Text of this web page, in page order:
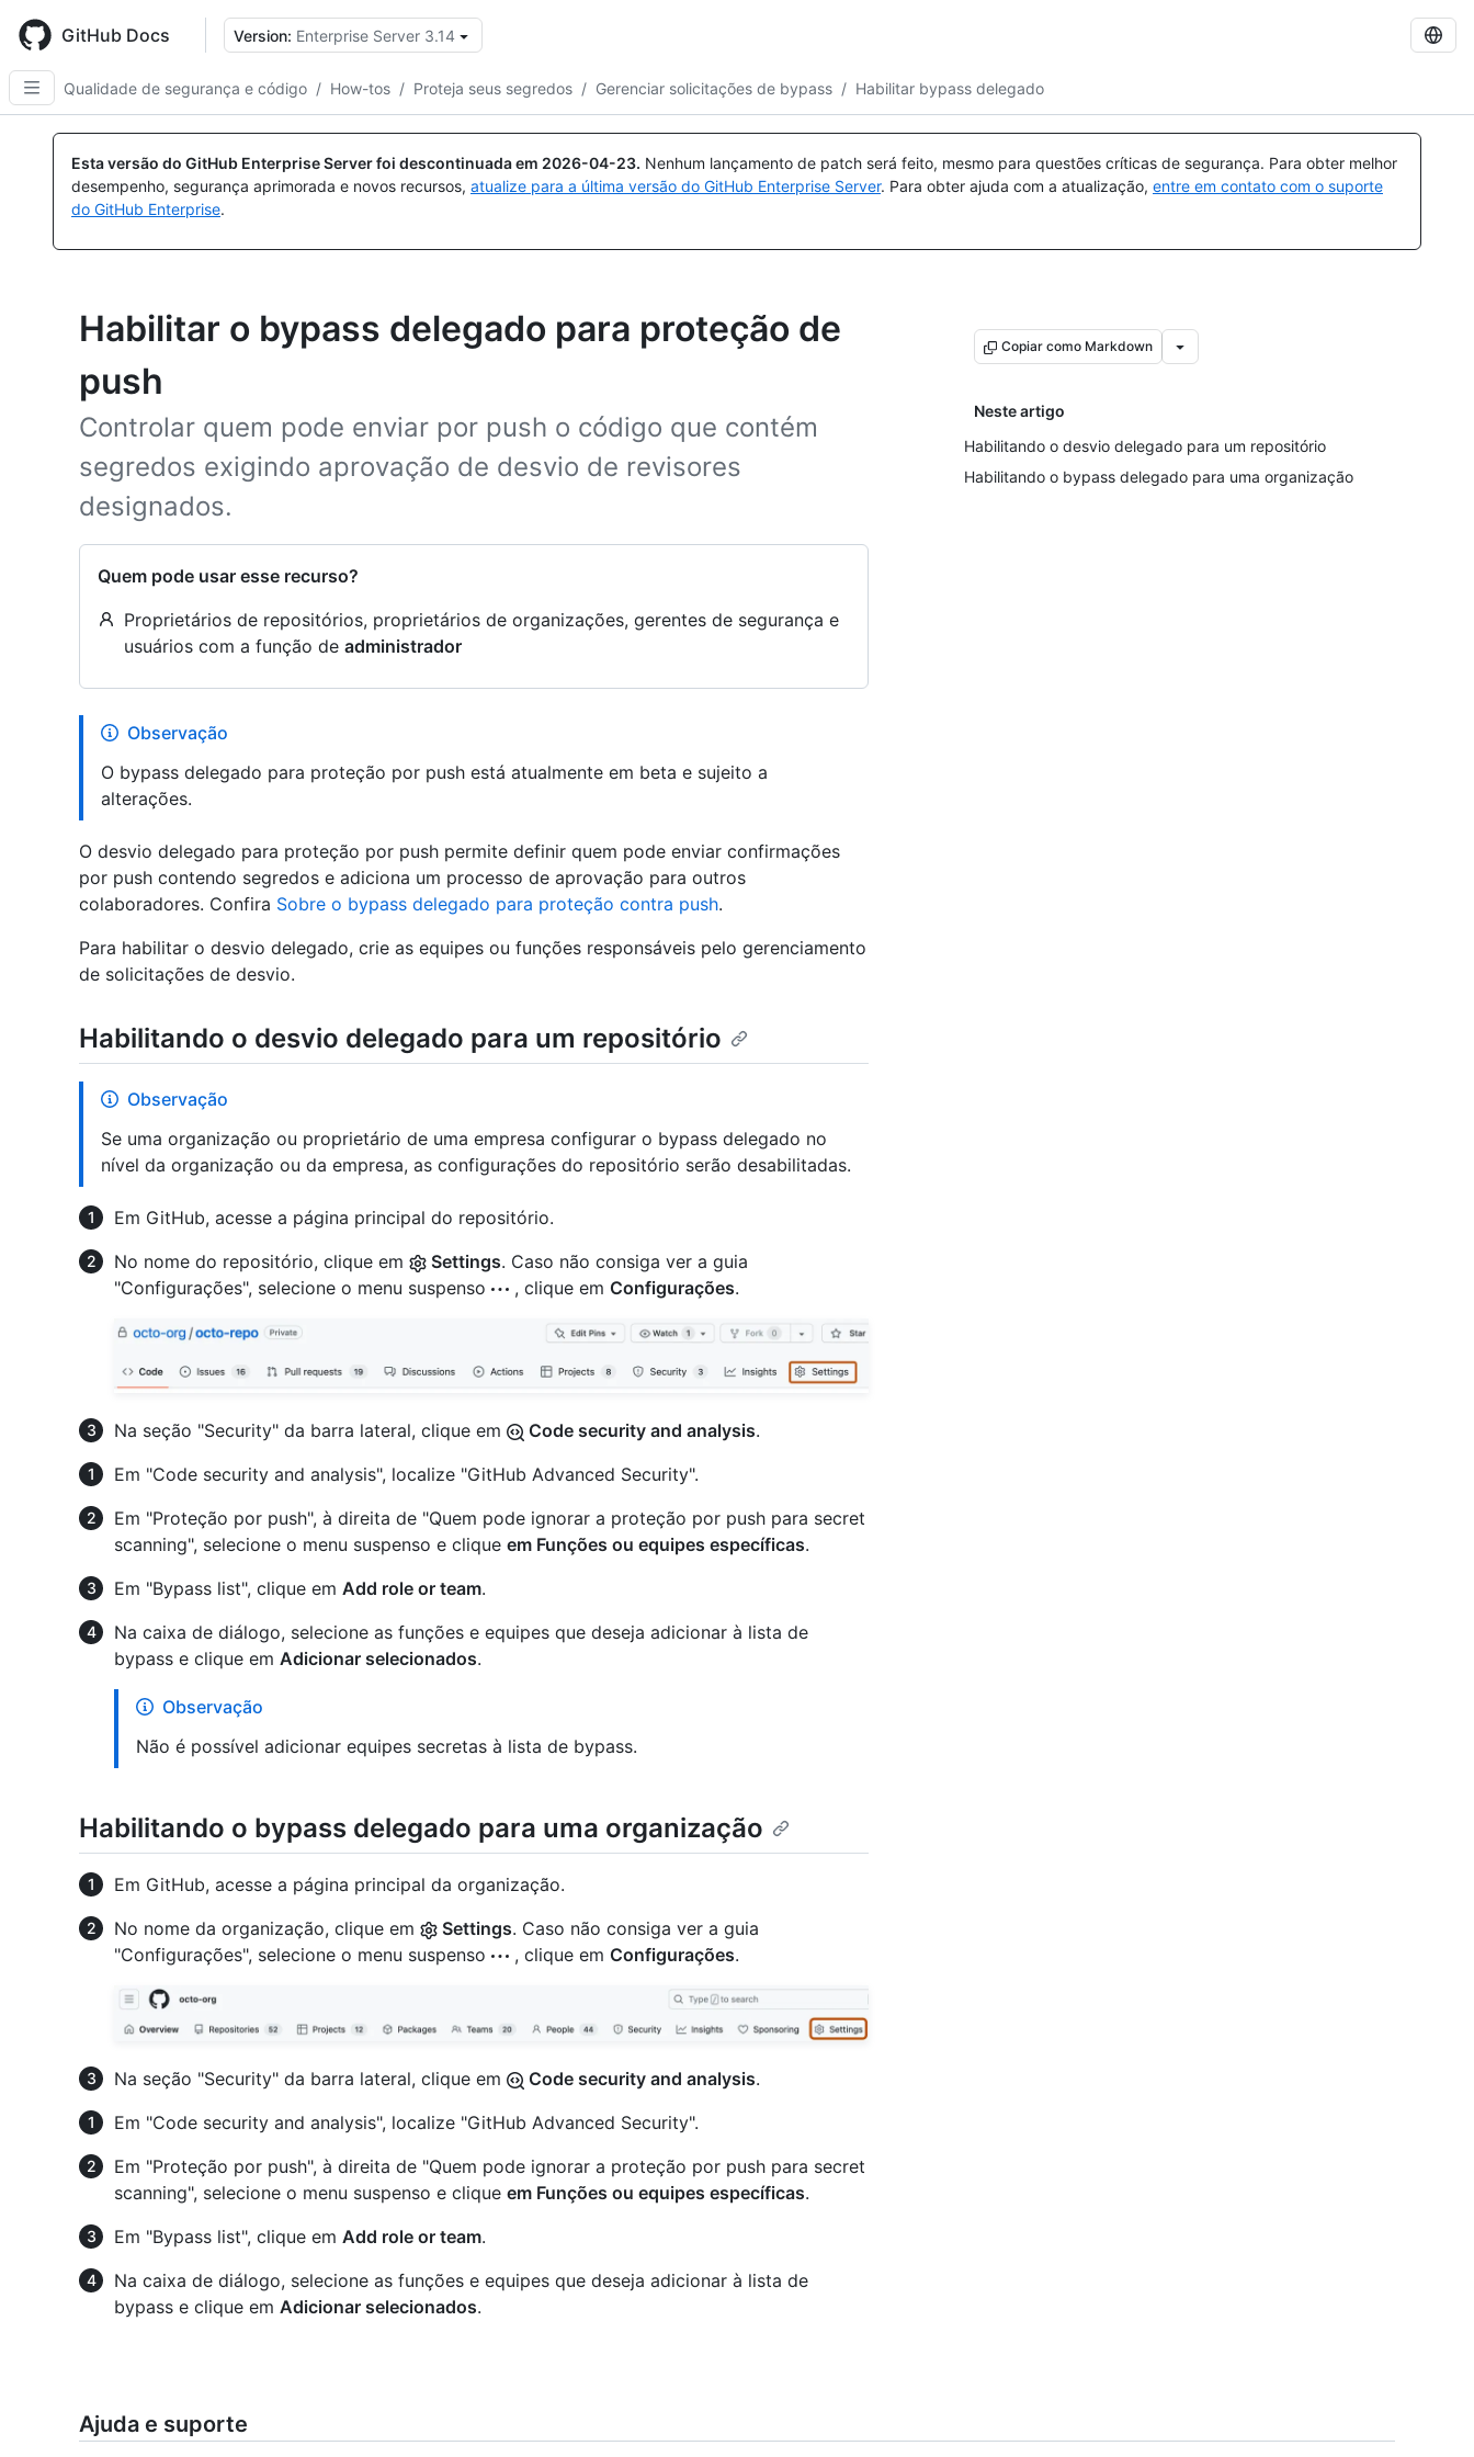
main
content
GitHub Docs Version: Enterprise Server 3.14
Qualidade de segurança e código / How-tos / Proteja seus segredos / Gerenciar solicitações de bypass / Habilitar bypass delegado
Esta versão do GitHub Enterprise Server foi descontinuada em 2026-04-23. Nenhum lançamento de patch será feito, mesmo para questões críticas de segurança. Para obter melhor
desempenho, segurança aprimorada e novos recursos, atualize para a última versão do GitHub Enterprise Server. Para obter ajuda com a atualização, entre em contato com o suporte
do GitHub Enterprise.
Habilitar o bypass delegado para proteção de
push
Controlar quem pode enviar por push o código que contém
segredos exigindo aprovação de desvio de revisores
designados.
Quem pode usar esse recurso?
Proprietários de repositórios, proprietários de organizações, gerentes de segurança e
usuários com a função de administrador
Copiar como Markdown
Neste artigo
Habilitando o desvio delegado para um repositório
Habilitando o bypass delegado para uma organização
Observação
O bypass delegado para proteção por push está atualmente em beta e sujeito a
alterações.
O desvio delegado para proteção por push permite definir quem pode enviar confirmações
por push contendo segredos e adiciona um processo de aprovação para outros
colaboradores. Confira Sobre o bypass delegado para proteção contra push.
Para habilitar o desvio delegado, crie as equipes ou funções responsáveis pelo gerenciamento
de solicitações de desvio.
Habilitando o desvio delegado para um repositório
Observação
Se uma organização ou proprietário de uma empresa configurar o bypass delegado no
nível da organização ou da empresa, as configurações do repositório serão desabilitadas.
Em GitHub, acesse a página principal do repositório.
No nome do repositório, clique em
Settings. Caso não consiga ver a guia
"Configurações", selecione o menu suspenso
, clique em Configurações.
Na seção "Security" da barra lateral, clique em Code security and analysis.
Em "Code security and analysis", localize "GitHub Advanced Security".
Em "Proteção por push", à direita de "Quem pode ignorar a proteção por push para secret
scanning", selecione o menu suspenso e clique em Funções ou equipes específicas.
Em "Bypass list", clique em Add role or team.
Na caixa de diálogo, selecione as funções e equipes que deseja adicionar à lista de
bypass e clique em Adicionar selecionados.
Observação
Não é possível adicionar equipes secretas à lista de bypass.
Habilitando o bypass delegado para uma organização
Em GitHub, acesse a página principal da organização.
No nome da organização, clique em
Settings. Caso não consiga ver a guia
"Configurações", selecione o menu suspenso
, clique em Configurações.
Na seção "Security" da barra lateral, clique em Code security and analysis.
Em "Code security and analysis", localize "GitHub Advanced Security".
Em "Proteção por push", à direita de "Quem pode ignorar a proteção por push para secret
scanning", selecione o menu suspenso e clique em Funções ou equipes específicas.
Em "Bypass list", clique em Add role or team.
Na caixa de diálogo, selecione as funções e equipes que deseja adicionar à lista de
bypass e clique em Adicionar selecionados.
Ajuda e suporte